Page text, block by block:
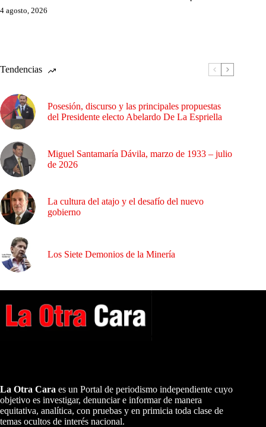
4 agosto, 2026
Tendencias
Posesión, discurso y las principales propuestas
del Presidente electo Abelardo De La Espriella
Miguel Santamaría Dávila, marzo de 1933 – julio
de 2026
La cultura del atajo y el desafío del nuevo
gobierno
Los Siete Demonios de la Minería
La Otra Cara es un Portal de periodismo independiente cuyo
objetivo es investigar, denunciar e informar de manera
equitativa, analítica, con pruebas y en primicia toda clase de
temas ocultos de interés nacional.